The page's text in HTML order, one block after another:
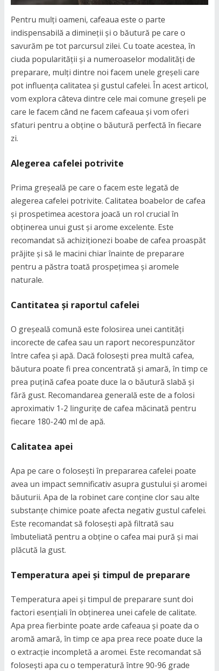
Pentru mulți oameni, cafeaua este o parte
indispensabilă a dimineții și o băutură pe care o
savurăm pe tot parcursul zilei. Cu toate acestea, în
ciuda popularității și a numeroaselor modalități de
preparare, mulți dintre noi facem unele greșeli care
pot influența calitatea și gustul cafelei. În acest articol,
vom explora câteva dintre cele mai comune greșeli pe
care le facem când ne facem cafeaua și vom oferi
sfaturi pentru a obține o băutură perfectă în fiecare
zi.
Alegerea cafelei potrivite
Prima greșeală pe care o facem este legată de
alegerea cafelei potrivite. Calitatea boabelor de cafea
și prospetimea acestora joacă un rol crucial în
obținerea unui gust și arome excelente. Este
recomandat să achiziționezi boabe de cafea proaspăt
prăjite și să le macini chiar înainte de preparare
pentru a păstra toată prospețimea și aromele
naturale.
Cantitatea și raportul cafelei
O greșeală comună este folosirea unei cantități
incorecte de cafea sau un raport necorespunzător
între cafea și apă. Dacă folosești prea multă cafea,
băutura poate fi prea concentrată și amară, în timp ce
prea puțină cafea poate duce la o băutură slabă și
fără gust. Recomandarea generală este de a folosi
aproximativ 1-2 lingurițe de cafea măcinată pentru
fiecare 180-240 ml de apă.
Calitatea apei
Apa pe care o folosești în prepararea cafelei poate
avea un impact semnificativ asupra gustului și aromei
băuturii. Apa de la robinet care conține clor sau alte
substanțe chimice poate afecta negativ gustul cafelei.
Este recomandat să folosești apă filtrată sau
îmbuteliată pentru a obține o cafea mai pură și mai
plăcută la gust.
Temperatura apei și timpul de preparare
Temperatura apei și timpul de preparare sunt doi
factori esențiali în obținerea unei cafele de calitate.
Apa prea fierbinte poate arde cafeaua și poate da o
aromă amară, în timp ce apa prea rece poate duce la
o extracție incompletă a aromei. Este recomandat să
folosești apa cu o temperatură între 90-96 grade